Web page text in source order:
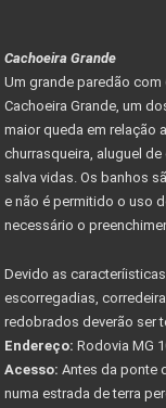
Cachoeira Grande
Um grande paredão com
Cachoeira Grande, um
maior queda em relação
churrasqueira, aluguel
salva vidas. Os banhos
e não é permitido o uso
necessário o
Devido as
escorregadias,
redobrados deverão ser
Endereço: Rodovia MG
Acesso: Antes da ponte
numa estrada de terra